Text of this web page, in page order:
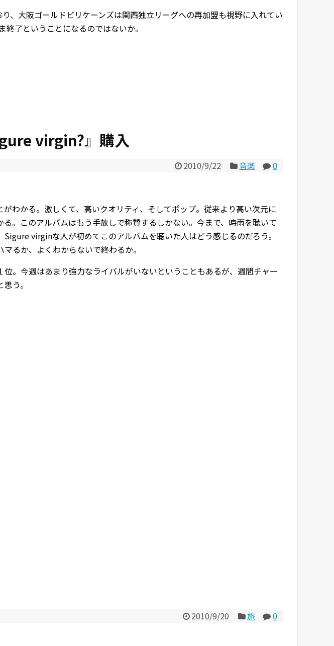
、大阪ゴールドビリケーンズは関西独立リーグへの再加盟も視野に入れてい
了ということになるのではないか。
virgin?』購入
2010/9/22 音楽
0
わかる。激しくて、高いクオリティ、そしてポップ。従来より高い次元に
。このアルバムはもう手放しで称賛するしかない。今まで、時雨を聴いて
virginな人が初めてこのアルバムを聴いた人はどう感じるのだろう。
るか、よくわからないで終わるか。
。今週はあまり強力なライバルがいないということもあるが、週間チャー
う。
2010/9/20 旅
0